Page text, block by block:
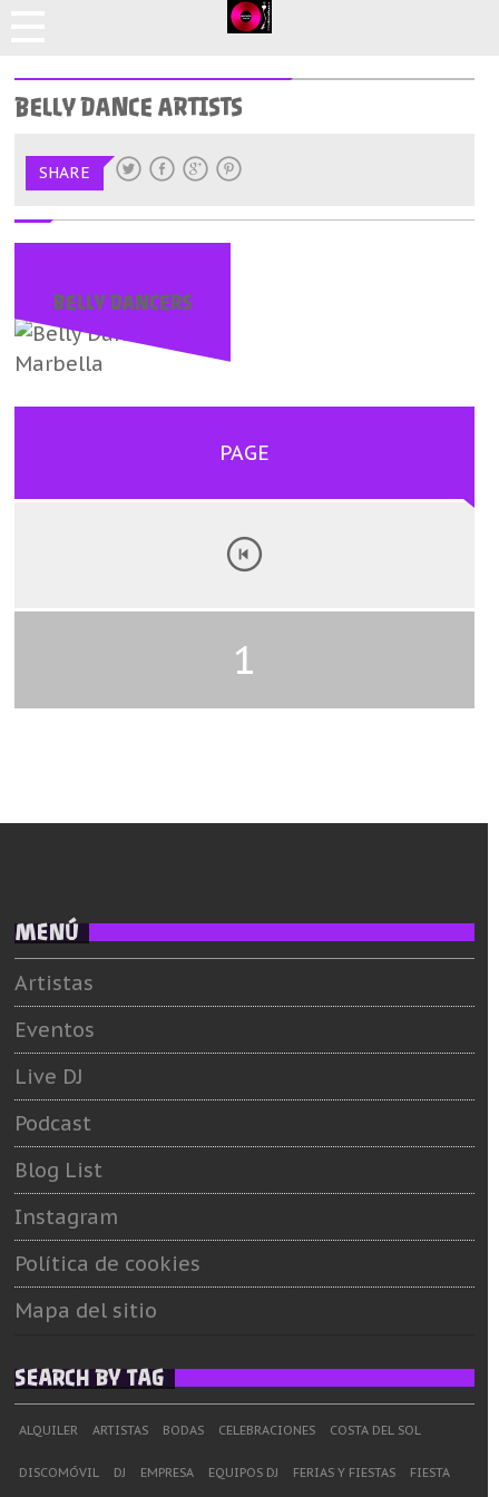
BELLY DANCE ARTISTS
SHARE
BELLY DANCERS
PAGE
1
MENÚ
Artistas
Eventos
Live DJ
Podcast
Blog List
Instagram
Política de cookies
Mapa del sitio
SEARCH BY TAG
ALQUILER ARTISTAS BODAS CELEBRACIONES COSTA DEL SOL
DISCOMÓVIL DJ EMPRESA EQUIPOS DJ FERIAS Y FIESTAS FIESTA